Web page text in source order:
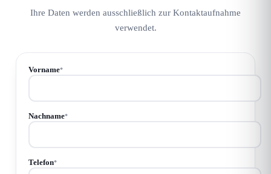
Ihre Daten werden ausschließlich zur Kontaktaufnahme
verwendet.
Vorname*
Nachname*
Telefon*